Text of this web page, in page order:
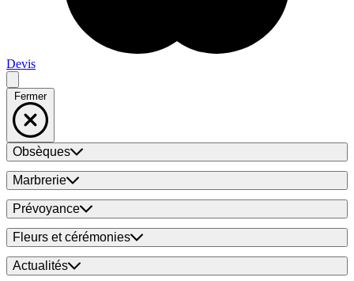
Devis
Fermer
Obsèques
Marbrerie
Prévoyance
Fleurs et cérémonies
Actualités